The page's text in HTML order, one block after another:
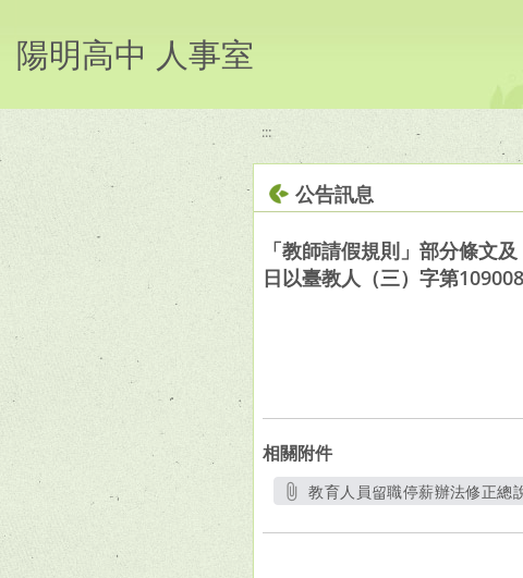
陽明高中 人事室
:::
公告訊息
「教師請假規則」部分條文
日以臺教人（三）字第
相關附件
教育人員留職停薪辦法修正總